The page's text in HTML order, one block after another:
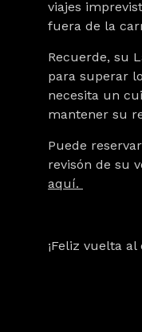
viajes
fuera de la
Recuerde, su
para superar
necesita un
mantener su
Puede
revisón de su
aquí.
¡Feliz vuelta